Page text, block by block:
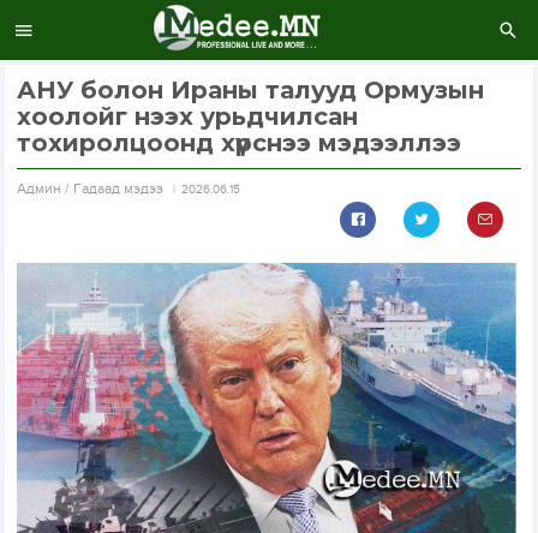
АНУ болон Ираны талууд Ормузын
хоолойг нээх урьдчилсан
тохиролцоонд хүрснээ мэдээллээ
Aдмин / Гадаад мэдээ 2026.06.15